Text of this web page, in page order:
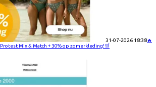
31-07-2026 18:38🔥
Mix & Match + 30% op zomerkleding!🛒